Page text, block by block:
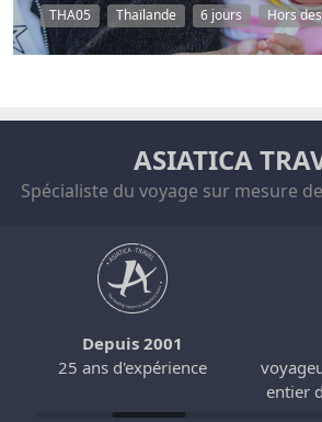
THA05 Thaïlande 6 jours Hors
ASIATICA
Spécialiste du voyage sur mesure de
Depuis 2001
25 ans d'expérience
entier